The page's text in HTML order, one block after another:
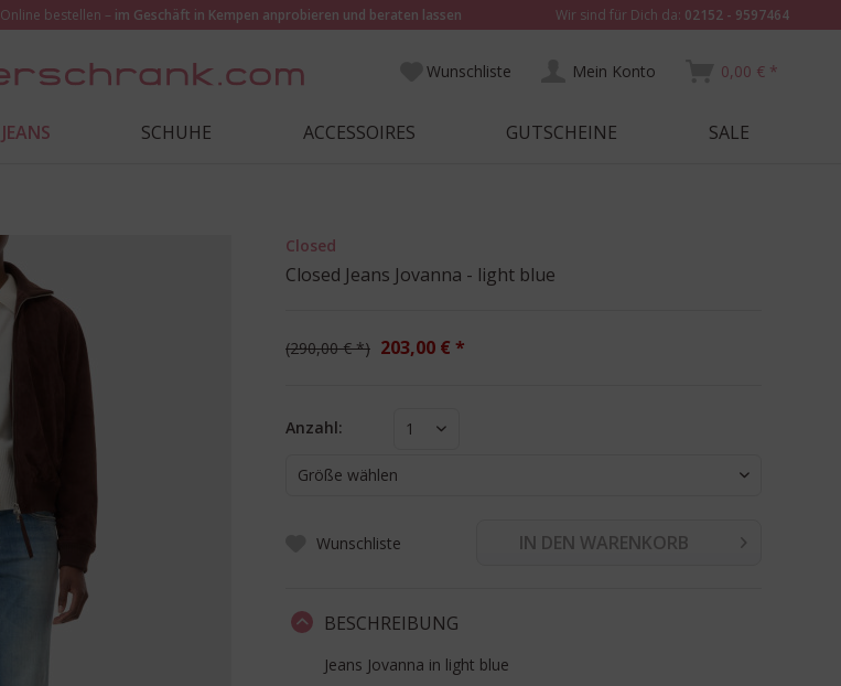
Online bestellen – im Geschäft in Kempen anprobieren und beraten lassen Wir sind für Dich da: 02152 - 9597464
Wunschliste Mein Konto 0,00 € *
JEANS SCHUHE ACCESSOIRES GUTSCHEINE SALE
Closed
Closed Jeans Jovanna - light blue
290,00 € * 203,00 € *
Anzahl: 1
Größe wählen
Wunschliste IN DEN WARENKORB
BESCHREIBUNG
Jeans Jovanna in light blue